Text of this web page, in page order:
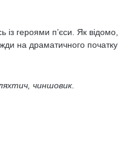
героями п’єси. Як відомо,
на драматичного початку
чиншовик.